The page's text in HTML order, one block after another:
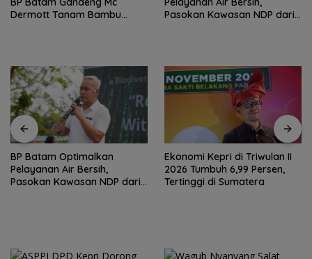
Dermott Tanam Bambu
Pasokan Kawasan NDP dari
BP Batam Optimalkan
Pelayanan Air Bersih,
Pasokan Kawasan NDP dari
Ekonomi Kepri di Triwulan II
2026 Tumbuh 6,99 Persen,
Tertinggi di Sumatera